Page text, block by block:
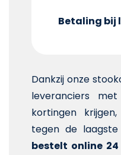
Betaling bij
Dankzij onze
leveranciers
kortingen
tegen de
bestelt online